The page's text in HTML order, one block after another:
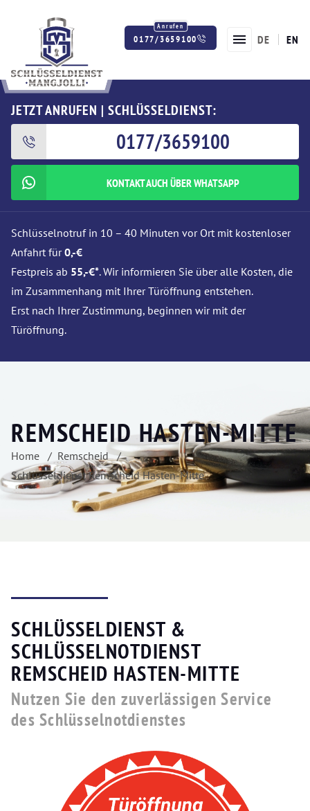
0177/3659100 DE EN
JETZT ANRUFEN | SCHLÜSSELDIENST:
0177/3659100
KONTAKT AUCH ÜBER WHATSAPP
Schlüsselnotruf in 10 – 40 Minuten vor Ort mit kostenloser
Anfahrt für0,-€
Festpreis ab 55,-€*. Wir informieren Sie über alle Kosten, die
im Zusammenhang mit Ihrer Türöffnung entstehen.
Erst nach Ihrer Zustimmung, beginnen wir mit der
Türöffnung.
REMSCHEID HASTEN-MITTE
Home
Remscheid
Schlüsseldienst Remscheid Hasten-Mitte
SCHLÜSSELDIENST &
SCHLÜSSELNOTDIENST
REMSCHEID HASTEN-MITTE
Nutzen Sie den zuverlässigen Service
des Schlüsselnotdienstes